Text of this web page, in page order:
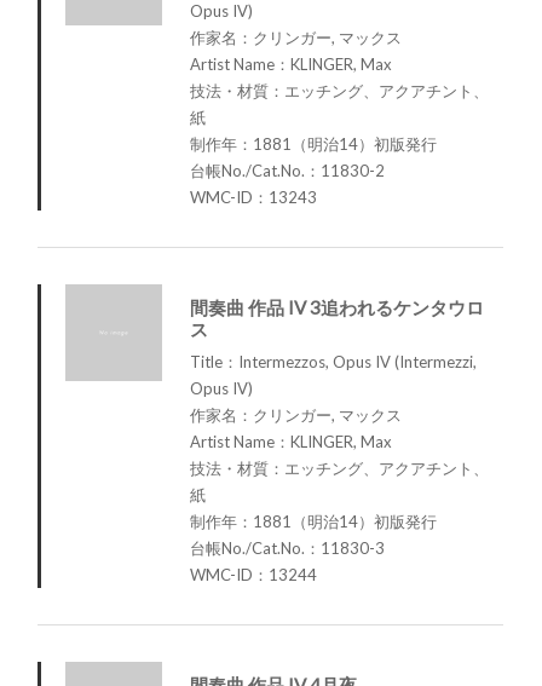
Opus IV)
作家名：クリンガー, マックス
Artist Name：KLINGER, Max
技法・材質：エッチング、アクアチント、
紙
制作年：1881（明治14）初版発行
台帳No./Cat.No.：11830-2
WMC-ID：13243
間奏曲 作品 IV 3追われるケンタウロ
ス
Title：Intermezzos, Opus IV (Intermezzi,
Opus IV)
作家名：クリンガー, マックス
Artist Name：KLINGER, Max
技法・材質：エッチング、アクアチント、
紙
制作年：1881（明治14）初版発行
台帳No./Cat.No.：11830-3
WMC-ID：13244